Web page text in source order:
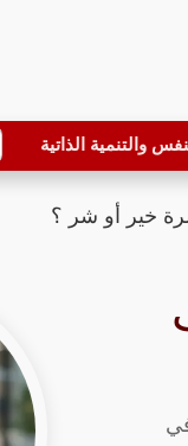
والتنمية الذاتية
خير أو شر ؟